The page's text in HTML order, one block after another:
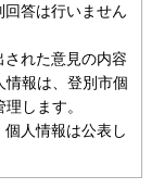
答は行いません
れた意見の内容
情報は、登別市個
します。
人情報は公表し